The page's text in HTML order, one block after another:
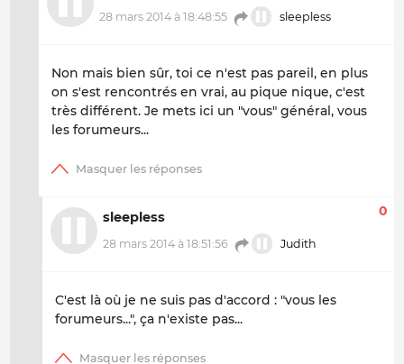
28 mars 2014 à 18:48:55 sleepless
Non mais bien sûr, toi ce n'est pas pareil, en plus
on s'est rencontrés en vrai, au pique nique, c'est
très différent. Je mets ici un "vous" général, vous
les forumeurs...
sleepless
28 mars 2014 à 18:51:56 Judith
0
C'est là où je ne suis pas d'accord : "vous les
forumeurs...", ça n'existe pas...